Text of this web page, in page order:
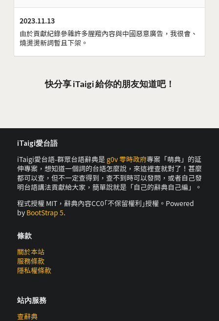
2023.11.13
由於貢獻紀錄參雜許多腥羶內容與中國惡意廣告，我很會、
燒燙燙新詞暫且下架。
快分享 iTaigi 給你的朋友知道吧！
iTaigi愛台語
iTaigi愛台語-群眾台語辭典是 g0v 零時政府專案「萌典」的延
伸專案，想知道一個詞的台語怎麼說，來這裡查就對了！甚麼
都可以查，但不一定查得到，查不到時可以發問，或者自己發
明台語講法貢獻給大家，簡單說就是「自己的辭典自己編」。
程式授權 MIT，辭典內容CC0｢不保留權利｣授權。Powered
by BootStrap 5.
條款
關於本站
服務條款
隱私權條款
站內服務
查辭典